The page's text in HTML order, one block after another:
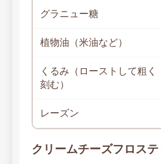
グラニュー糖
植物油（米油など）
くるみ（ローストして粗く
刻む）
レーズン
クリームチーズフロス